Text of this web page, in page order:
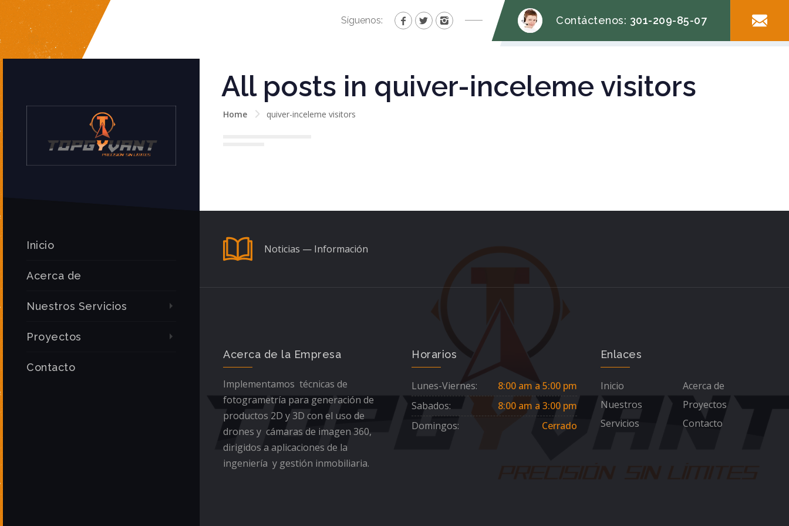
Inicio
Acerca de
Nuestros Servicios
Proyectos
Contacto
Contáctenos: 301-209-85-07
Síguenos:
All posts in quiver-inceleme visitors
Home quiver-inceleme visitors
Noticias — Información
Acerca de la Empresa
Implementamos técnicas de
fotogrametría para generación de
productos 2D y 3D con el uso de
drones y cámaras de imagen 360,
dirigidos a aplicaciones de la
ingeniería y gestión inmobiliaria.
Horarios
Lunes-Viernes:
8:00 am a 5:00 pm
Sabados:
8:00 am a 3:00 pm
Domingos:
Cerrado
Enlaces
Inicio
Acerca de
Nuestros
Servicios
Proyectos
Contacto